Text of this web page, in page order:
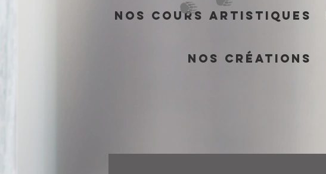
Nos cours artistiques
Nos créations